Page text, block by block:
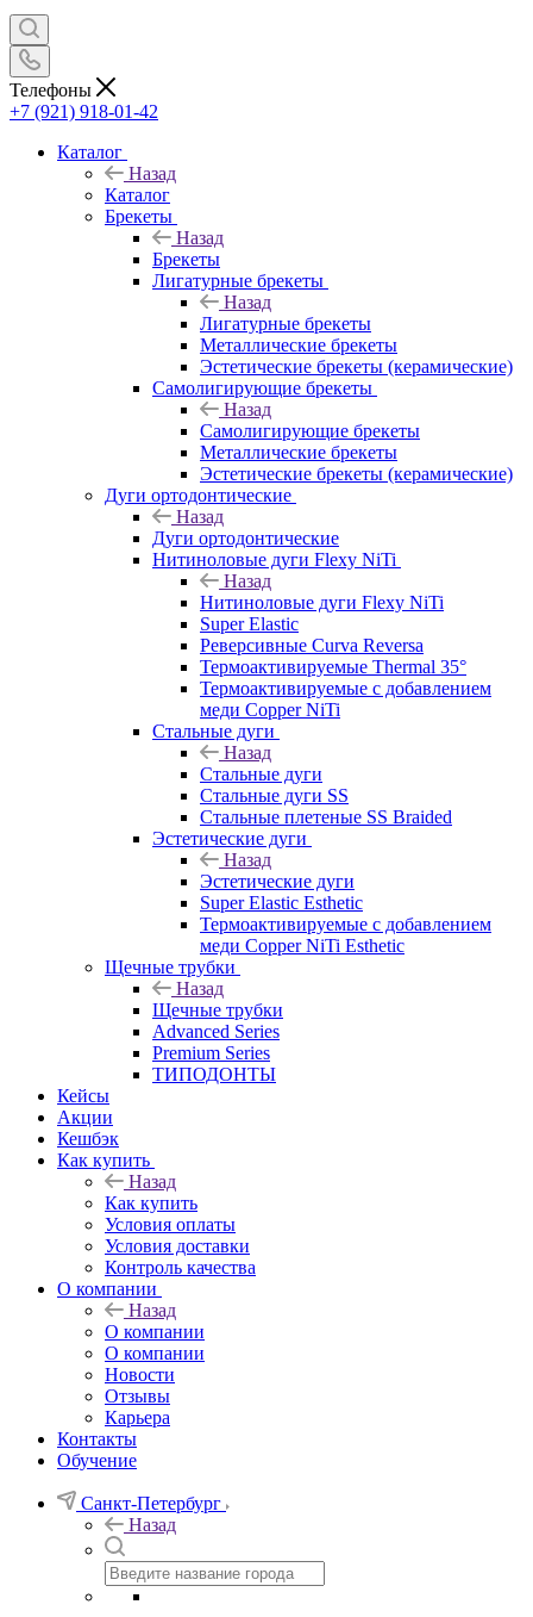
Телефоны
+7 (921) 918-01-42
Каталог
Назад
Каталог
Брекеты
Назад
Брекеты
Лигатурные брекеты
Назад
Лигатурные брекеты
Металлические брекеты
Эстетические брекеты (керамические)
Самолигирующие брекеты
Назад
Самолигирующие брекеты
Металлические брекеты
Эстетические брекеты (керамические)
Дуги ортодонтические
Назад
Дуги ортодонтические
Нитиноловые дуги Flexy NiTi
Назад
Нитиноловые дуги Flexy NiTi
Super Elastic
Реверсивные Curva Reversa
Термоактивируемые Thermal 35°
Термоактивируемые с добавлением
меди Copper NiTi
Стальные дуги
Назад
Стальные дуги
Стальные дуги SS
Стальные плетеные SS Braided
Эстетические дуги
Назад
Эстетические дуги
Super Elastic Esthetic
Термоактивируемые с добавлением
меди Copper NiTi Esthetic
Щечные трубки
Назад
Щечные трубки
Advanced Series
Premium Series
ТИПОДОНТЫ
Кейсы
Акции
Кешбэк
Как купить
Назад
Как купить
Условия оплаты
Условия доставки
Контроль качества
О компании
Назад
О компании
О компании
Новости
Отзывы
Карьера
Контакты
Обучение
Санкт-Петербург
Назад